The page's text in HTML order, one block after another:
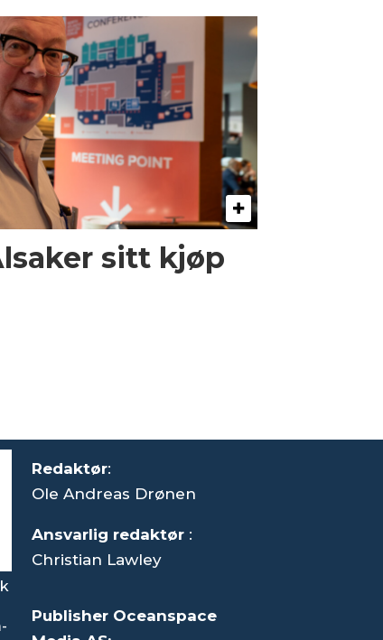
sitt kjøp
Redaktør:
Ole Andreas Drønen
Ansvarlig redaktør :
Christian Lawley
Publisher Oceanspace